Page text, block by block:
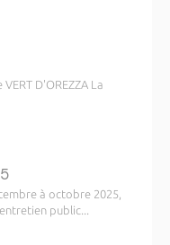
D'OREZZA La
à octobre 2025,
public...